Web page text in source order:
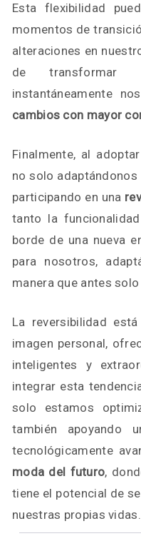
Esta flexibilidad
momentos de
alteraciones en
de transformar
instantáneamente
cambios con mayor
Finalmente, al
no solo
participando en una
tanto la
borde de una nueva
para nosotros,
manera que antes
La reversibilidad
imagen personal,
inteligentes y
integrar esta
solo estamos
también apoyando
tecnológicamente
moda del futuro,
tiene el potencial de
nuestras propias vidas.